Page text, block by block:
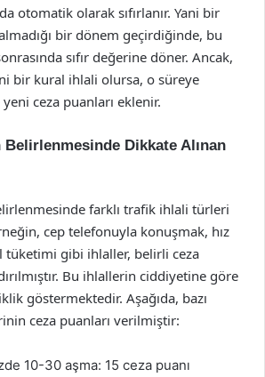
otomatik olarak sıfırlanır. Yani bir
bir dönem geçirdiğinde, bu
sıfır değerine döner. Ancak,
bir kural ihlali olursa, o süreye
ceza puanları eklenir.
Belirlenmesinde Dikkate Alınan
farklı trafik ihlali türleri
cep telefonuyla konuşmak, hız
tüketimi gibi ihlaller, belirli ceza
Bu ihlallerin ciddiyetine göre
göstermektedir. Aşağıda, bazı
ceza puanları verilmiştir:
10-30 aşma: 15 ceza puanı